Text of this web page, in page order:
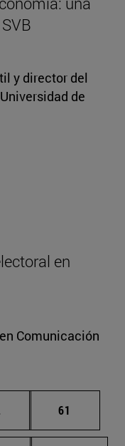
y director del
de
en
Comunicación
Páginas intermedias
Página
61